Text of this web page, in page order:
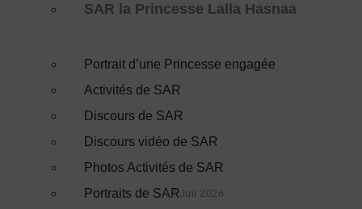
SAR la Princesse Lalla Hasnaa
Portrait d’une Princesse engagée
Activités de SAR
Discours de SAR
Discours vidéo de SAR
Photos Activités de SAR
Portraits de SAR17 Juil 2026